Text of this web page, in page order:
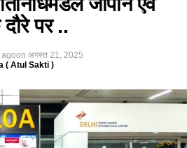
दौरे पर ..
agoon अगस्त 21, 2025
( Atul Sakti )